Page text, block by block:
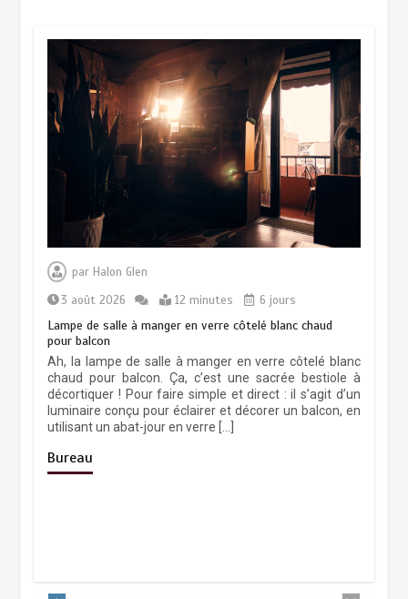
1 avril 2026 15 minutes
Lampe de sol astronaute pour la
chambre d’enfant
8 août 2025 10 minutes
Lampe murale en laiton antique pour
chambre d’enfant
Enhance Your Space with a Plaster
Mesh Wall Lamp
5 novembre 2025 9 minutes
parHalon Glen
3 août 2026
12 minutes 6 jours
Lampe de salle à manger en verre côtelé blanc chaud
pour balcon
Ah, la lampe de salle à manger en verre côtelé blanc
chaud pour balcon. Ça, c’est une sacrée bestiole à
décortiquer ! Pour faire simple et direct : il s’agit d’un
luminaire conçu pour éclairer et décorer un balcon, en
utilisant un abat-jour en verre […]
Bureau
Élégant sconce murale en ambre
fumé pour la décoration de
restaurant